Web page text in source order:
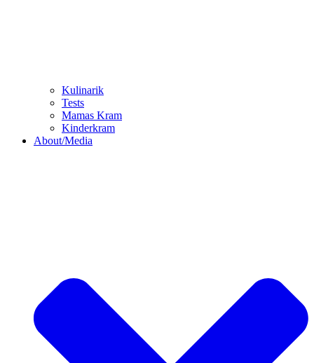
Kulinarik
Tests
Mamas Kram
Kinderkram
About/Media